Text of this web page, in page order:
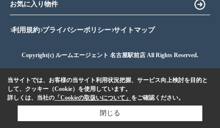
お気に入り物件
利用規約 プライバシーポリシー サイトマップ
Copyright(c) ルームエージェント 名古屋駅前店 All Rights Reserved.
当サイトでは、お客様の当サイト利用状況把握、サービス向上検討を目的と
して、クッキー（Cookie）を使用しています。
詳しくは、当社の 「Cookieの取扱いについて」 をご確認ください。
閉じる